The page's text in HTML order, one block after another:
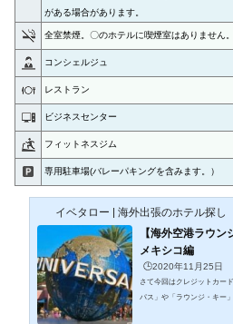
がある場合があります。
全室禁煙。〇のホテルに喫煙室はありません。
コンシェルジュ
レストラン
ビジネスセンター
フィットネスジム
専用駐車場(バレーパキングを含みます。）
イベタロー | 海外出張のホテル探し
【海外空港ラウン
メキシコ編
🕒️2020年11月25日
さて今回はクレジットカー
パス」や「ラウンジ・キー